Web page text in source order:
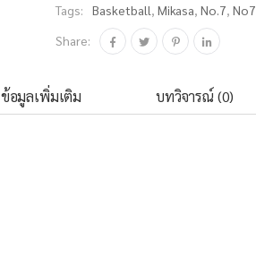
Tags:
Basketball, Mikasa, No.7, No7
Share:
ข้อมูลเพิ่มเติม บทวิจารณ์ (0)